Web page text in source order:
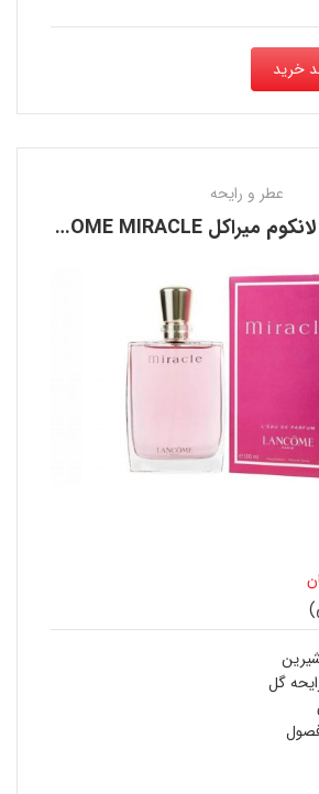
خرید
عطر و رایحه
عطر ادکلن زنانه لانکوم میراکل LANCOME MIRACLE
5,209,200 تومان
تومان
گل